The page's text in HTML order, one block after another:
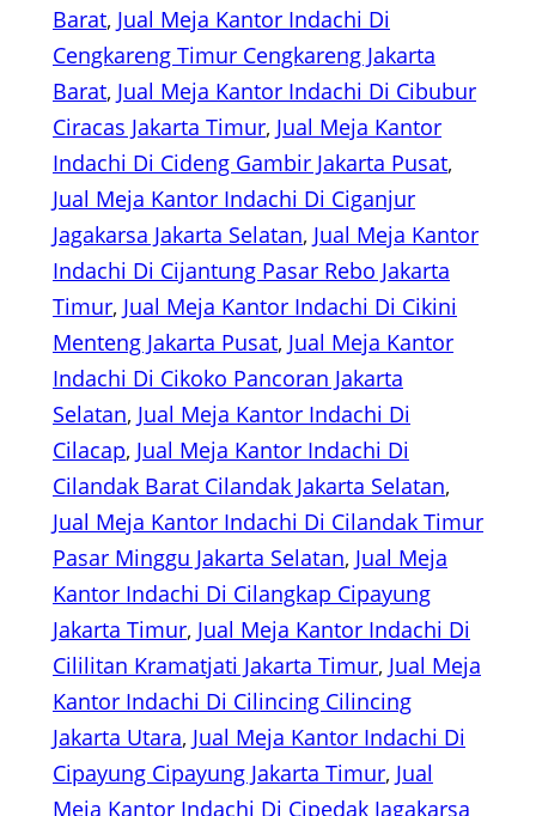
Barat, Jual Meja Kantor Indachi Di
Cengkareng Timur Cengkareng Jakarta
Barat, Jual Meja Kantor Indachi Di Cibubur
Ciracas Jakarta Timur, Jual Meja Kantor
Indachi Di Cideng Gambir Jakarta Pusat
Jual Meja Kantor Indachi Di Ciganjur
Jagakarsa Jakarta Selatan, Jual Meja Kantor
Indachi Di Cijantung Pasar Rebo Jakarta
Timur, Jual Meja Kantor Indachi Di Cikini
Menteng Jakarta Pusat, Jual Meja Kantor
Indachi Di Cikoko Pancoran Jakarta
Selatan, Jual Meja Kantor Indachi Di
Cilacap, Jual Meja Kantor Indachi Di
Cilandak Barat Cilandak Jakarta Selatan
Jual Meja Kantor Indachi Di Cilandak Timur
Pasar Minggu Jakarta Selatan, Jual Meja
Kantor Indachi Di Cilangkap Cipayung
Jakarta Timur, Jual Meja Kantor Indachi Di
Cililitan Kramatjati Jakarta Timur, Jual Meja
Kantor Indachi Di Cilincing Cilincing
Jakarta Utara, Jual Meja Kantor Indachi Di
Cipayung Cipayung Jakarta Timur, Jual
Meja Kantor Indachi Di Cipedak Jagakarsa